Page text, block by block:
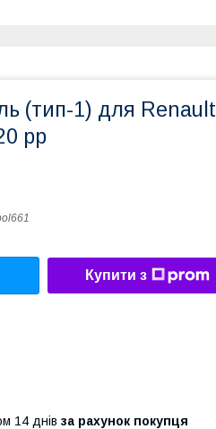
(тип-1) для Renault
рр
Купити з
14 днів за рахунок покупця